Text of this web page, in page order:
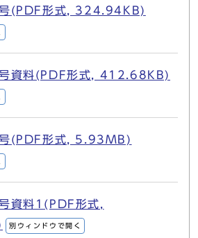
(PDF形式, 324.94KB)
資料(PDF形式, 412.68KB)
(PDF形式, 5.93MB)
資料1(PDF形式,
別ウィンドウで開く